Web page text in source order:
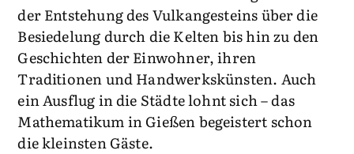
der Entstehung des Vulkangesteins über die
Besiedelung durch die Kelten bis hin zu den
Geschichten der Einwohner, ihren
Traditionen und Handwerkskünsten. Auch
ein Ausflug in die Städte lohnt sich – das
Mathematikum in Gießen begeistert schon
die kleinsten Gäste.